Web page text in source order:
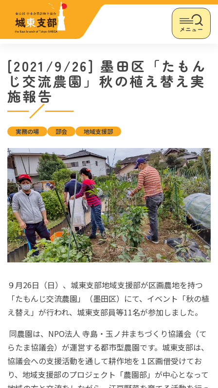
メニュー
[2021/9/26] 墨田区「たもん
じ交流農園」秋の植え替え実
施報告
実務の場 部会 地域支援部
９月26日（日）、城東支部地域支援部が区画農地を持つ
「たもんじ交流農園」（墨田区）にて、イベント「秋の植
え替え」が行われ、城東支部員等11名が参加しました。
同農園は、 NPO法人 寺島・玉ノ井まちづくり協議会（て
らたま協議会）が運営する都市型農園です。城東支部は、
協議会への支援活動を通して耕作地を１区画借受けてお
り、地域支援部のプロジェクト「農園部」が中心となって